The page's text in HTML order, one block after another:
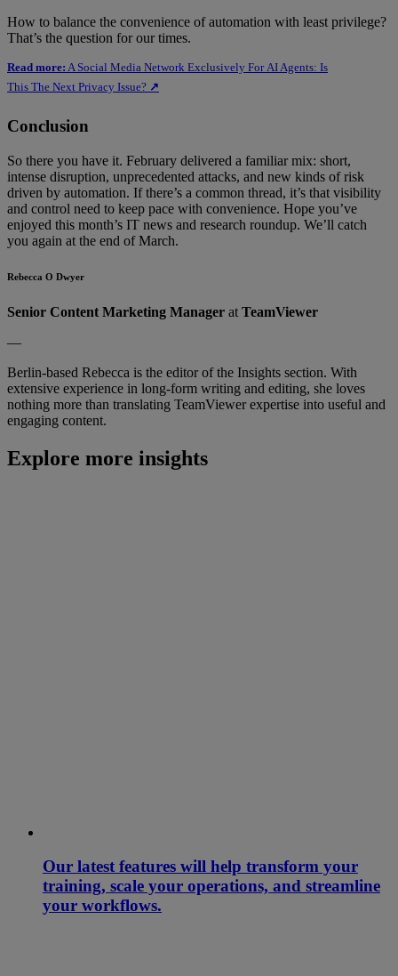
How to balance the convenience of automation with least privilege?
That’s the question for our times.
Read more: A Social Media Network Exclusively For AI Agents: Is
This The Next Privacy Issue? ↗
Conclusion
So there you have it. February delivered a familiar mix: short,
intense disruption, unprecedented attacks, and new kinds of risk
driven by automation. If there’s a common thread, it’s that visibility
and control need to keep pace with convenience. Hope you’ve
enjoyed this month’s IT news and research roundup. We’ll catch
you again at the end of March.
Rebecca O Dwyer
Senior Content Marketing Manager at TeamViewer
—
Berlin-based Rebecca is the editor of the Insights section. With
extensive experience in long-form writing and editing, she loves
nothing more than translating TeamViewer expertise into useful and
engaging content.
Explore more insights
Our latest features will help transform your
training, scale your operations, and streamline
your workflows.